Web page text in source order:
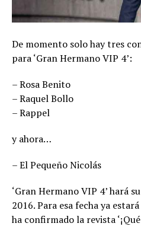
De momento solo hay tres
para ‘Gran Hermano VIP 4’:
– Rosa Benito
– Raquel Bollo
– Rappel
y ahora…
– El Pequeño Nicolás
‘Gran Hermano VIP 4’ hará
2016. Para esa fecha ya
ha confirmado la revista